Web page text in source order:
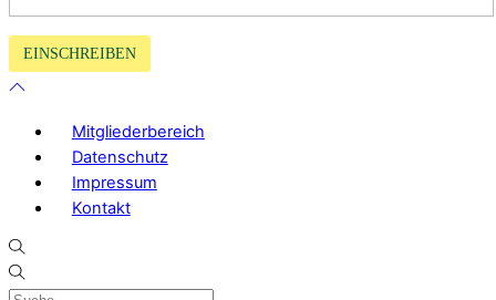
Mitgliederbereich
Datenschutz
Impressum
Kontakt